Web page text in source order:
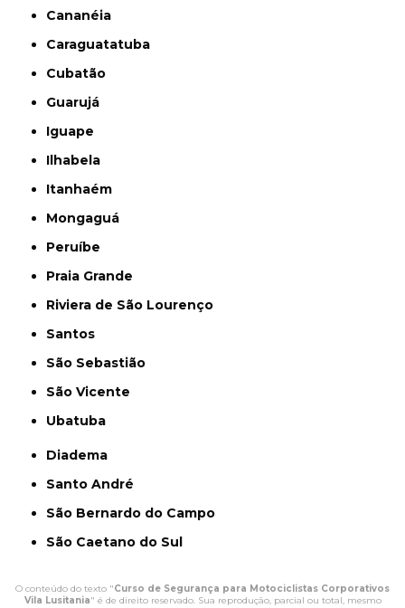
Cananéia
Caraguatatuba
Cubatão
Guarujá
Iguape
Ilhabela
Itanhaém
Mongaguá
Peruíbe
Praia Grande
Riviera de São Lourenço
Santos
São Sebastião
São Vicente
Ubatuba
Diadema
Santo André
São Bernardo do Campo
São Caetano do Sul
O conteúdo do texto "Curso de Segurança para Motociclistas Corporativos
Vila Lusitania" é de direito reservado. Sua reprodução, parcial ou total, mesmo